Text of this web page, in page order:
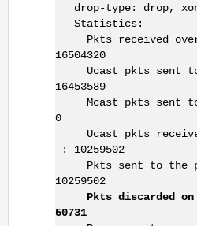
drop-type: drop,
Statistics:
Pkts received
16504320
Ucast pkts sent
16453589
Mcast pkts sent
0
Ucast pkts
: 10259502
Pkts sent to
10259502
Pkts
50731